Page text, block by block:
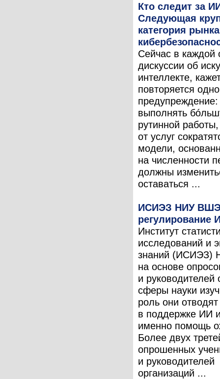
Кто следит за
Следующая
категория рынка
Сейчас в каждой
дискуссии об
интеллекте,
повторяется
выполнять
рутинной
от услуг
модели,
на численности
должны
оставаться ...
ИСИЭЗ НИУ
регулирование
Институт
исследований и
знаний (ИСИЭЗ)
на основе
и руководителей
сферы науки
роль они отводят
в поддержке ИИ
именно помощь
Более двух
опрошенных
и руководителей
организаций ...